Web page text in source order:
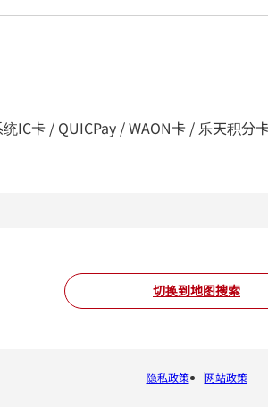
IC卡 / QUICPay / WAON卡 / 乐天积
切换到地图搜索
隐私政策 网站政策